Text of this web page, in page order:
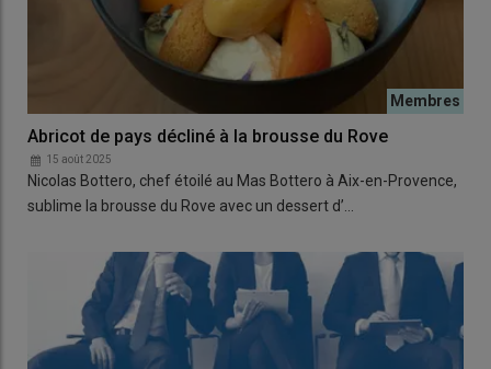
Abricot de pays décliné à la brousse du Rove
15 août 2025
Nicolas Bottero, chef étoilé au Mas Bottero à Aix-en-Provence,
sublime la brousse du Rove avec un dessert d’…